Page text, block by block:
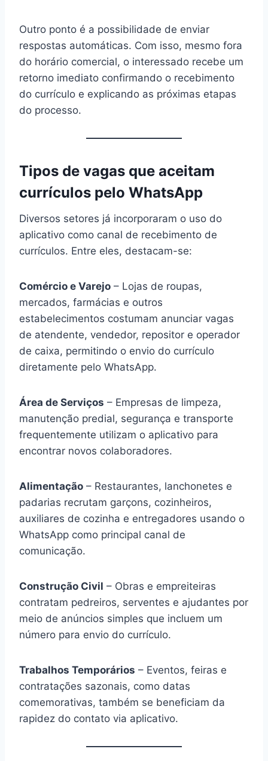
Outro ponto é a possibilidade de enviar
respostas automáticas. Com isso, mesmo fora
do horário comercial, o interessado recebe um
retorno imediato confirmando o recebimento
do currículo e explicando as próximas etapas
do processo.
Tipos de vagas que aceitam
currículos pelo WhatsApp
Diversos setores já incorporaram o uso do
aplicativo como canal de recebimento de
currículos. Entre eles, destacam-se:
Comércio e Varejo – Lojas de roupas,
mercados, farmácias e outros
estabelecimentos costumam anunciar vagas
de atendente, vendedor, repositor e operador
de caixa, permitindo o envio do currículo
diretamente pelo WhatsApp.
Área de Serviços – Empresas de limpeza,
manutenção predial, segurança e transporte
frequentemente utilizam o aplicativo para
encontrar novos colaboradores.
Alimentação – Restaurantes, lanchonetes e
padarias recrutam garçons, cozinheiros,
auxiliares de cozinha e entregadores usando o
WhatsApp como principal canal de
comunicação.
Construção Civil – Obras e empreiteiras
contratam pedreiros, serventes e ajudantes por
meio de anúncios simples que incluem um
número para envio do currículo.
Trabalhos Temporários – Eventos, feiras e
contratações sazonais, como datas
comemorativas, também se beneficiam da
rapidez do contato via aplicativo.